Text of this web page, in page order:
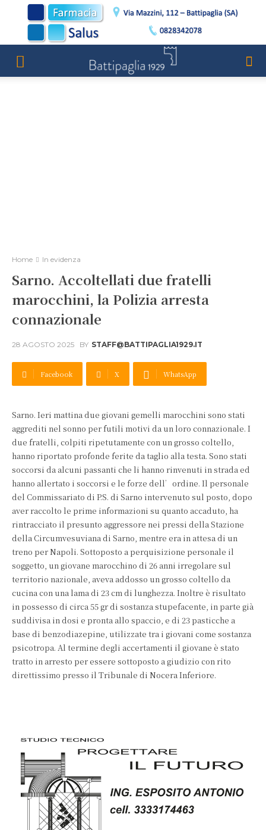
Home In evidenza
Sarno. Accoltellati due fratelli
marocchini, la Polizia arresta
connazionale
28 AGOSTO 2025 BY STAFF@BATTIPAGLIA1929.IT
Facebook X WhatsApp
Sarno. Ieri mattina due giovani gemelli marocchini sono stati
aggrediti nel sonno per futili motivi da un loro connazionale. I
due fratelli, colpiti ripetutamente con un grosso coltello,
hanno riportato profonde ferite da taglio alla testa. Sono stati
soccorsi da alcuni passanti che li hanno rinvenuti in strada ed
hanno allertato i soccorsi e le forze dell’ordine. Il personale
del Commissariato di P.S. di Sarno intervenuto sul posto, dopo
aver raccolto le prime informazioni su quanto accaduto, ha
rintracciato il presunto aggressore nei pressi della Stazione
della Circumvesuviana di Sarno, mentre era in attesa di un
treno per Napoli. Sottoposto a perquisizione personale il
soggetto, un giovane marocchino di 26 anni irregolare sul
territorio nazionale, aveva addosso un grosso coltello da
cucina con una lama di 23 cm di lunghezza. Inoltre è risultato
in possesso di circa 55 gr di sostanza stupefacente, in parte già
suddivisa in dosi e pronta allo spaccio, e di 23 pasticche a
base di benzodiazepine, utilizzate tra i giovani come sostanza
psicotropa. Al termine degli accertamenti il giovane è stato
tratto in arresto per essere sottoposto a giudizio con rito
direttissimo presso il Tribunale di Nocera Inferiore.